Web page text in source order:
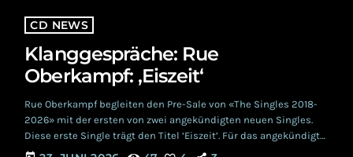
CD NEWS
Klanggespräche: Rue
Oberkampf: ‚Eiszeit‘
Rue Oberkampf begleiten den Pre-Sale von «The Singles 2018-
2026» mit der ersten von zwei angekündigten neuen Singles.
Diese erste Single trägt den Titel ‘Eiszeit’. Für das angekündigte
Album verantwortlich zeichnen sich Julia de Jouy und Oliver